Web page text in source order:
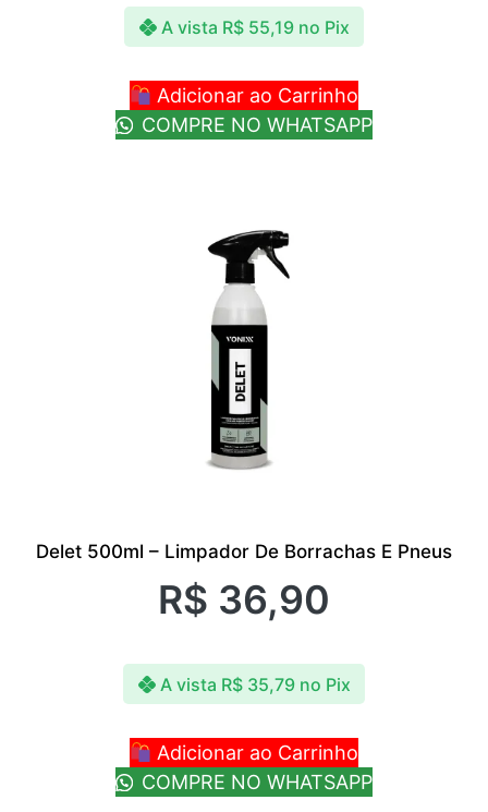
A vista R$55,19 no Pix
Adicionar ao Carrinho
COMPRE NO WHATSAPP
Delet 500ml – Limpador De Borrachas E Pneus
R$ 36,90
A vista R$35,79 no Pix
Adicionar ao Carrinho
COMPRE NO WHATSAPP